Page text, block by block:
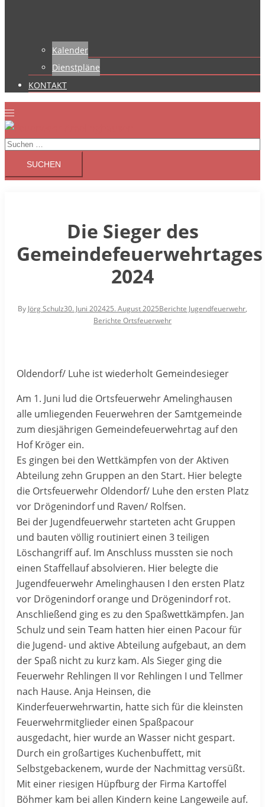
Kalender
Dienstpläne
KONTAKT
Suchen
nach:
Die Sieger des
Gemeindefeuerwehrtages
2024
By Jörg Schulz30. Juni 202425. August 2025Berichte Jugendfeuerwehr,
Berichte Ortsfeuerwehr
Oldendorf/ Luhe ist wiederholt Gemeindesieger
Am 1. Juni lud die Ortsfeuerwehr Amelinghausen
alle umliegenden Feuerwehren der Samtgemeinde
zum diesjährigen Gemeindefeuerwehrtag auf den
Hof Kröger ein.
Es gingen bei den Wettkämpfen von der Aktiven
Abteilung zehn Gruppen an den Start. Hier belegte
die Ortsfeuerwehr Oldendorf/ Luhe den ersten Platz
vor Drögenindorf und Raven/ Rolfsen.
Bei der Jugendfeuerwehr starteten acht Gruppen
und bauten völlig routiniert einen 3 teiligen
Löschangriff auf. Im Anschluss mussten sie noch
einen Staffellauf absolvieren. Hier belegte die
Jugendfeuerwehr Amelinghausen I den ersten Platz
vor Drögenindorf orange und Drögenindorf rot.
Anschließend ging es zu den Spaßwettkämpfen. Jan
Schulz und sein Team hatten hier einen Pacour für
die Jugend- und aktive Abteilung aufgebaut, an dem
der Spaß nicht zu kurz kam. Als Sieger ging die
Feuerwehr Rehlingen II vor Rehlingen I und Tellmer
nach Hause. Anja Heinsen, die
Kinderfeuerwehrwartin, hatte sich für die kleinsten
Feuerwehrmitglieder einen Spaßpacour
ausgedacht, hier wurde an Wasser nicht gespart.
Durch ein großartiges Kuchenbuffett, mit
Selbstgebackenem, wurde der Nachmittag versüßt.
Mit einer riesigen Hüpfburg der Firma Kartoffel
Böhmer kam bei allen Kindern keine Langeweile auf.